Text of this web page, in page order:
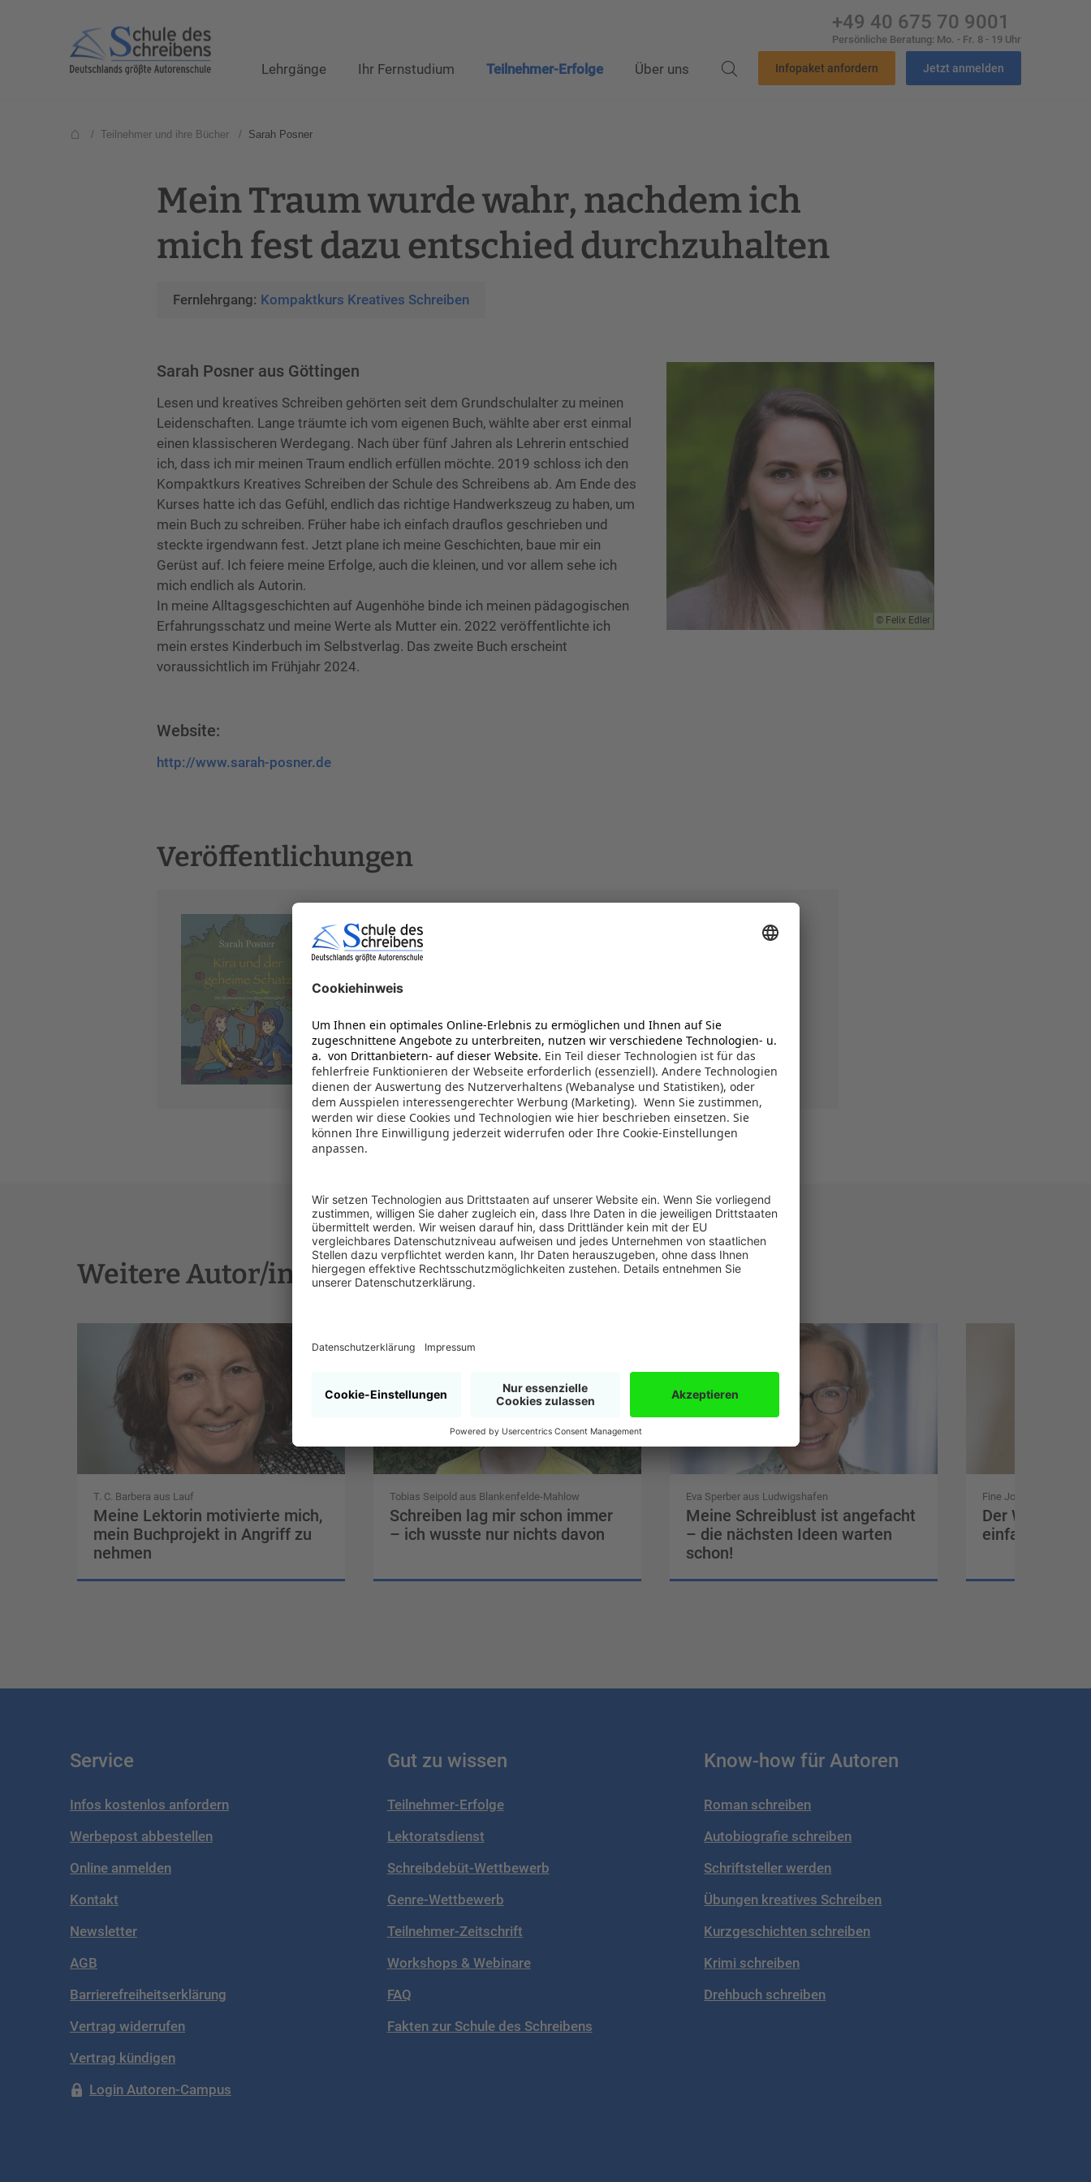
Lehrgänge Ihr Fernstudium Teilnehmer-Erfolge Über uns Infopaket anfordern Jetzt anmelden
+49 40 675 70 9001
Persönliche Beratung: Mo. - Fr. 8 - 19 Uhr
/ Teilnehmer und ihre Bücher / Sarah Posner
Mein Traum wurde wahr, nachdem ich
mich fest dazu entschied durchzuhalten
Fernlehrgang: Kompaktkurs Kreatives Schreiben
Sarah Posner aus Göttingen
Lesen und kreatives Schreiben gehörten seit dem Grundschulalter zu meinen
Leidenschaften. Lange träumte ich vom eigenen Buch, wählte aber erst einmal
einen klassischeren Werdegang. Nach über fünf Jahren als Lehrerin entschied
ich, dass ich mir meinen Traum endlich erfüllen möchte. 2019 schloss ich den
Kompaktkurs Kreatives Schreiben der Schule des Schreibens ab. Am Ende des
Kurses hatte ich das Gefühl, endlich das richtige Handwerkszeug zu haben, um
mein Buch zu schreiben. Früher habe ich einfach drauflos geschrieben und
steckte irgendwann fest. Jetzt plane ich meine Geschichten, baue mir ein
Gerüst auf. Ich feiere meine Erfolge, auch die kleinen, und vor allem sehe ich
mich endlich als Autorin.
In meine Alltagsgeschichten auf Augenhöhe binde ich meinen pädagogischen
Erfahrungsschatz und meine Werte als Mutter ein. 2022 veröffentlichte ich
mein erstes Kinderbuch im Selbstverlag. Das zweite Buch erscheint
voraussichtlich im Frühjahr 2024.
Website:
http://www.sarah-posner.de
Felix Edler
Veröffentlichungen
Kira und der geheime Schatz
Kinder-/Jugendbuch, 96 Seiten
Juli 2022
Weitere Autor/innen
T. C. Barbera aus Lauf
Meine Lektorin motivierte mich,
mein Buchprojekt in Angriff zu
nehmen
Tobias Seipold aus Blankenfelde-Mahlow
Schreiben lag mir schon immer
– ich wusste nur nichts davon
Eva Sperber aus Ludwigshafen
Meine Schreiblust ist angefacht
– die nächsten Ideen warten
schon!
Fine Joseph aus
Der Weg zum
einfach –
Service
Infos kostenlos anfordern
Werbepost abbestellen
Online anmelden
Kontakt
Newsletter
AGB
Barrierefreiheitserklärung
Vertrag widerrufen
Vertrag kündigen
Login Autoren-Campus
Gut zu wissen
Teilnehmer-Erfolge
Lektoratsdienst
Schreibdebüt-Wettbewerb
Genre-Wettbewerb
Teilnehmer-Zeitschrift
Workshops & Webinare
FAQ
Fakten zur Schule des Schreibens
Know-how für Autoren
Roman schreiben
Autobiografie schreiben
Schriftsteller werden
Übungen kreatives Schreiben
Kurzgeschichten schreiben
Krimi schreiben
Drehbuch schreiben